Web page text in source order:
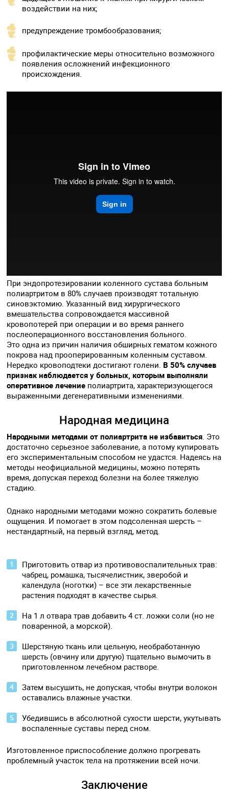
воздействии на них;
предупреждение тромбообразования;
профилактические меры относительно возможного
появления осложнений инфекционного
происхождения.
При эндопротезировании коленного сустава больным
полиартритом в 80% случаев производят тотальную
синовэктомию. Указанный вид хирургического
вмешательства сопровождается массивной
кровопотерей при операции и во время раннего
послеоперационного восстановления больного.
Это одна из причин наличия обширных гематом кожного
покрова над прооперированным коленным суставом.
Нередко кровоподтеки достигают голени. В 50% случаев
признак наблюдается у больных, которым выполняли
оперативное лечение полиартрита, характеризующегося
выраженными дегенеративными изменениями.
Народная медицина
Народными методами от полиартрита не избавиться . Это
достаточно серьезное заболевание, а потому купировать
его экспериментальным способом не удастся. Надеясь на
методы неофициальной медицины, можно потерять
время, допуская переход болезни на более тяжелую
стадию.
Однако народными методами можно сократить болевые
ощущения. И помогает в этом подсоленная шерсть –
нестандартный, на первый взгляд, метод.
Приготовить отвар из противовоспалительных трав:
чабрец, ромашка, тысячелистник, зверобой и
календула (ноготки) – все эти лекарственные
растения подходят в качестве сырья.
На 1 л отвара трав добавить 4 ст. ложки соли (но не
поваренной, а морской).
Шерстяную ткань или цельную, необработанную
шерсть (овчину или другую) тщательно вымочить в
приготовленном лечебном растворе.
Затем высушить, не допуская, чтобы внутри волокон
оставались влажные участки.
Убедившись в абсолютной сухости шерсти, укутывать
воспаленные суставы перед сном.
Изготовленное приспособление должно прогревать
проблемный участок тела на протяжении всей ночи.
Заключение